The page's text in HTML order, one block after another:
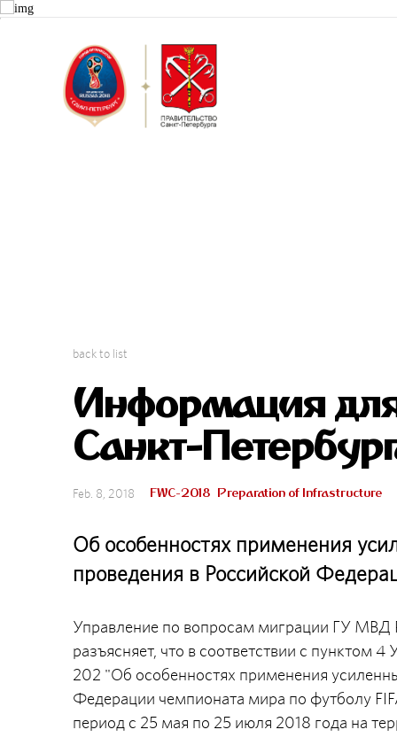
back to list
Информация
Санкт-
Feb. 8, 2018 FWC-2018 Preparation of Infrastructure
Об особенностях применения
проведения в Российской
Управление по вопросам миграции ГУ МВД
разъясняет, что в соответствии с
202 "Об особенностях применения
Федерации чемпионата мира по футболу
период с 25 мая по 25 июля 2018 года на